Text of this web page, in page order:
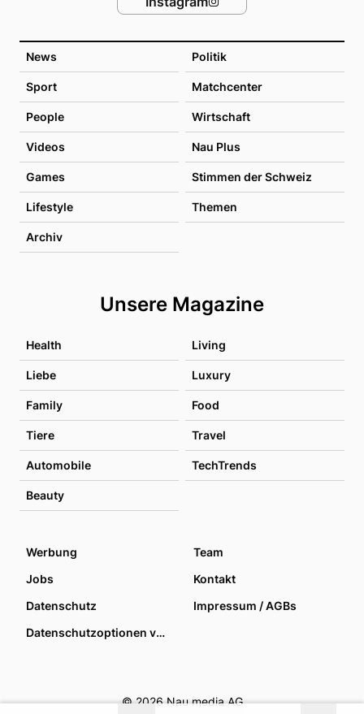
News Politik
Sport Matchcenter
People Wirtschaft
Videos Nau Plus
Games Stimmen der Schweiz
Lifestyle Themen
Archiv
Unsere Magazine
Health Living
Liebe Luxury
Family Food
Tiere Travel
Automobile TechTrends
Beauty
Werbung
Team
Jobs
Kontakt
Datenschutz
Impressum / AGBs
Datenschutzoptionen verwalten
© 2026 Nau media AG